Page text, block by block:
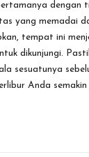
dengan
yang memadai
tempat ini
dikunjungi.
sesuatunya
Anda semakin